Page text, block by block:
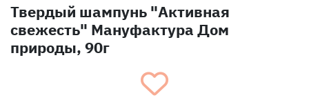
Твердый шампунь "Активная
свежесть" Мануфактура Дом
природы, 90г